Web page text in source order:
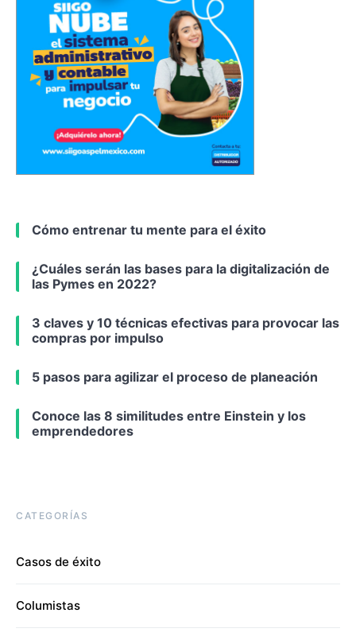
Cómo entrenar tu mente para el éxito
¿Cuáles serán las bases para la digitalización de
las Pymes en 2022?
3 claves y 10 técnicas efectivas para provocar las
compras por impulso
5 pasos para agilizar el proceso de planeación
Conoce las 8 similitudes entre Einstein y los
emprendedores
CATEGORÍAS
Casos de éxito
Columistas